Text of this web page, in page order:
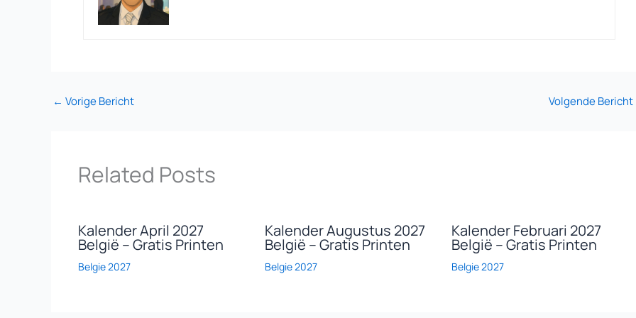
← Vorige Bericht Volgende Bericht
Related Posts
Kalender April 2027
België – Gratis Printen
Belgie 2027
Kalender Augustus 2027
België – Gratis Printen
Belgie 2027
Kalender Februari 2027
België – Gratis Printen
Belgie 2027